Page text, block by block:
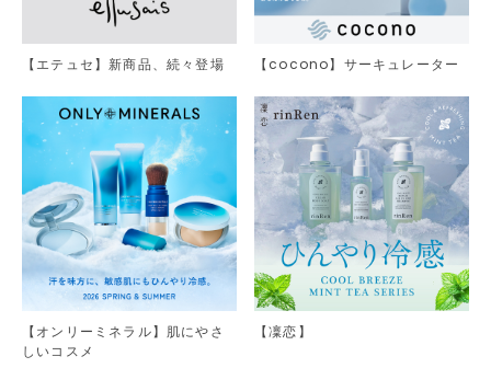
【エテュセ】新商品、続々登場 【cocono】サーキュレーター
【オンリーミネラル】肌にやさ
しいコスメ
【凜恋】